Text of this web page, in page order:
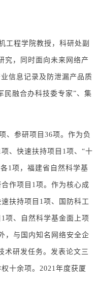
工程学院教授，科研处副
究，同时面向未来网络产
信息记录及防泄漏产品质
民融合办科技委专家”、集
、参研项目36项。作为负
、快速扶持项目1项、“十
1项，福建省自然科学基
作项目1项。作为核心成
扶持项目1项、国防科工
项、自然科学基金面上项
，与国内知名网络安全企
术研发任务。发表论文三
十余项。2021年度获厦